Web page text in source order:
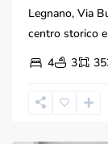
Legnano, Via
centro storico
4 3
Legnano